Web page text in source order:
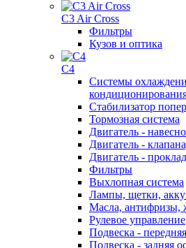
C3 Air Cross
Фильтры
Кузов и оптика
C4
Системы
Стабилизатор
Тормозная система
Двигатель -
Двигатель -
Двигатель -
Фильтры
Выхлопная система
Лампы, щетки,
Масла, антифризы,
Рулевое управление
Подвеска -
Подвеска - задняя